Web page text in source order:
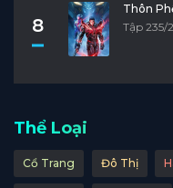
8
Thôn
Tập 235/
Thể Loại
Cổ Trang Đô Thị